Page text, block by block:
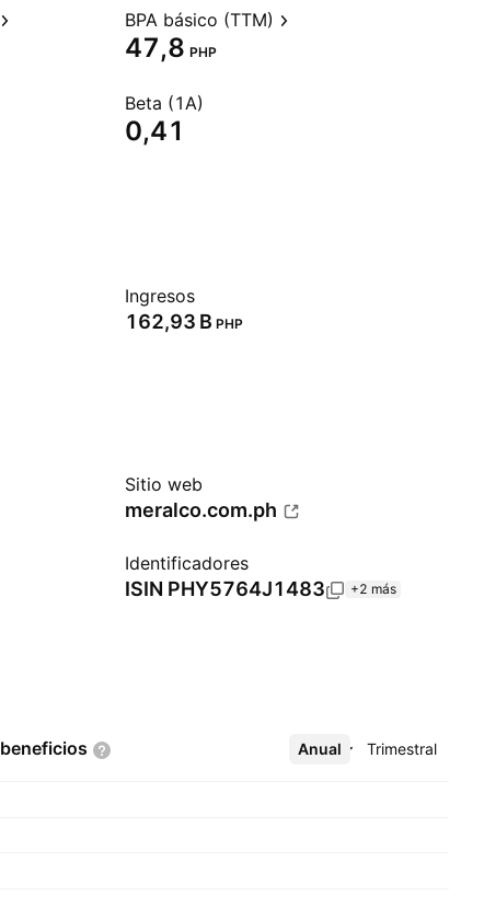
BPA básico (TTM)
47,8 PHP
Beta (1A)
0,41
Ingresos
‪162,93 B‬ PHP
Sitio web
meralco.com.ph
Identificadores
ISIN PHY5764J1483 +2 más
beneficios Anual Trimestral
Más